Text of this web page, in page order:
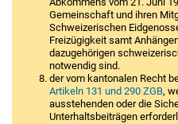
Gemeinschaft und ihren
Schweizerischen
Freizügigkeit samt
dazugehörigen
notwendig sind.
der vom kantonalen Recht
Artikeln 131 und 290 ZGB,
ausstehenden oder die
Unterhaltsbeiträgen